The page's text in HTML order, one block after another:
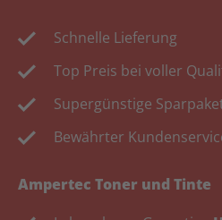
Schnelle Lieferung
Top Preis bei voller
Supergünstige
Bewährter
Ampertec Toner und Tinte